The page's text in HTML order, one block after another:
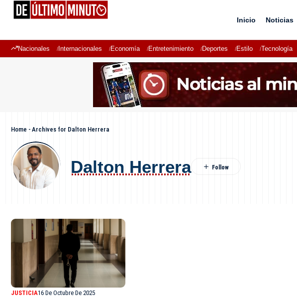
Inicio Noticias
Nacionales Internacionales Economía Entretenimiento Deportes Estilo Tecnología
Home - Archives for Dalton Herrera
Dalton Herrera
JUSTICIA16 De Octubre De 2025